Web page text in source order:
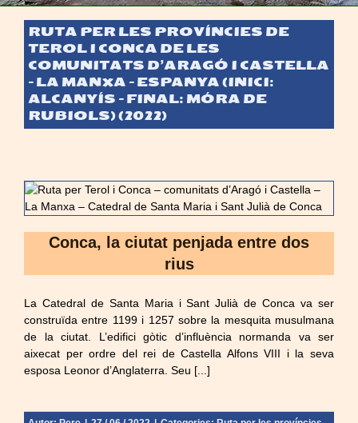
RUTA PER LES PROVÍNCIES DE
TEROL I CONCA DE LES
COMUNITATS D’ARAGÓ I CASTELLA
– LA MANXA – ESPANYA (INICI:
ALCANYÍS – FINAL: MÓRA DE
RUBIOLS) (2022)
Conca, la ciutat penjada entre dos
rius
La Catedral de Santa Maria i Sant Julià de Conca va ser
construïda entre 1199 i 1257 sobre la mesquita musulmana
de la ciutat. L’edifici gòtic d’influència normanda va ser
aixecat per ordre del rei de Castella Alfons VIII i la seva
esposa Leonor d’Anglaterra. Seu [...]